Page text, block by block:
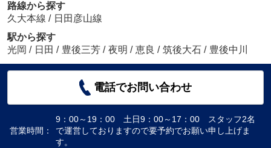
路線から探す
久大本線 / 日田彦山線
駅から探す
光岡 / 日田 / 豊後三芳 / 夜明 / 恵良 / 筑後大石 / 豊後中川
電話でお問い合わせ
営業時間：
9：00～19：00 土日9：00～17：00 スタッフ2名
で運営しておりますので要予約でお願い申し上げま
す。